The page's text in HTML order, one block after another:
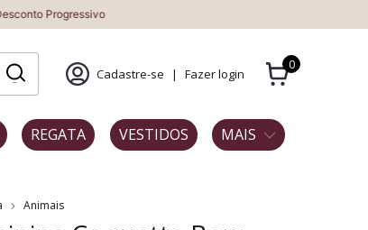
Cadastre-se | Fazer login
0
REGATA VESTIDOS MAIS
Animais